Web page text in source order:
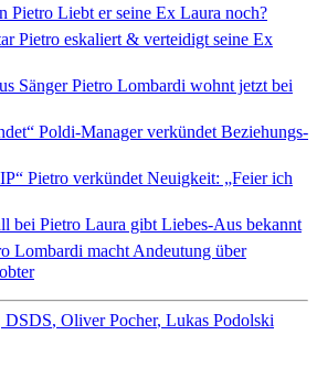
Pietro Liebt er seine Ex Laura noch?
Pietro eskaliert & verteidigt seine Ex
Sänger Pietro Lombardi wohnt jetzt bei
Poldi-Manager verkündet Beziehungs-
Pietro verkündet Neuigkeit: „Feier ich
bei Pietro Laura gibt Liebes-Aus bekannt
Lombardi macht Andeutung über
DSDS Oliver Pocher Lukas Podolski